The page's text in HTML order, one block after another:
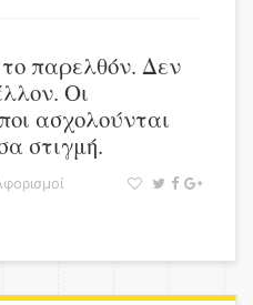
παρελθόν. Δεν
Οι
ασχολούνται
στιγμή.